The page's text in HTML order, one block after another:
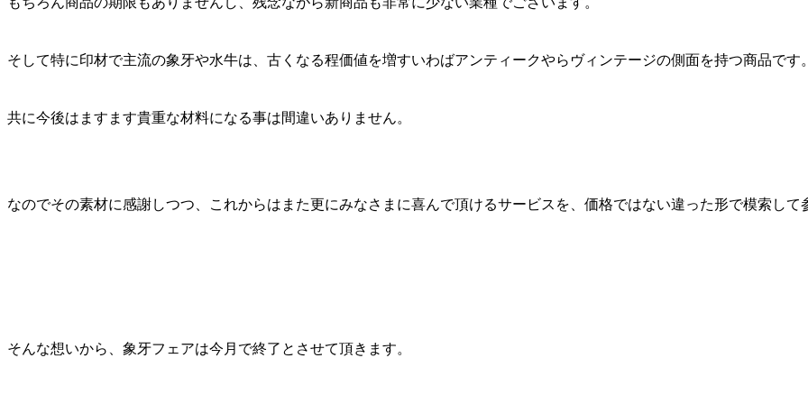
そして特に印材で主流の象牙や水牛は、古くなる程価値を増すいわばアンティークやらヴィンテージの側面を持つ商品です。
共に今後はますます貴重な材料になる事は間違いありません。
なのでその素材に感謝しつつ、これからはまた更にみなさまに喜んで頂けるサービスを、価格ではない違った形で模索して
そんな想いから、象牙フェアは今月で終了とさせて頂きます。